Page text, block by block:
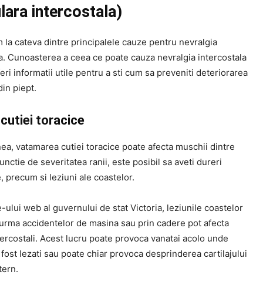
intercostala)
la cateva dintre principalele cauze pentru nevralgia
Cunoasterea a ceea ce poate cauza nevralgia intercostala
informatii utile pentru a sti cum sa preveniti deteriorarea
piept.
cutiei toracice
vatamarea cutiei toracice poate afecta muschii dintre
de severitatea ranii, este posibil sa aveti dureri
precum si leziuni ale coastelor.
ului web al guvernului de stat Victoria, leziunile coastelor
accidentelor de masina sau prin cadere pot afecta
Acest lucru poate provoca vanatai acolo unde
lezati sau poate chiar provoca desprinderea cartilajului